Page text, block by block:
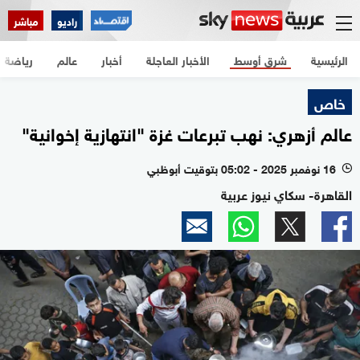
راديو مباشر
الرئيسية الأخبار العاجلة أخبار شرق أوسط عالم رياضة
خاص
عالم أزهري: نهب تبرعات غزة "انتهازية إخوانية"
l 16 نوفمبر 2025 - 05:02 بتوقيت أبوظبي
القاهرة- سكاي نيوز عربية